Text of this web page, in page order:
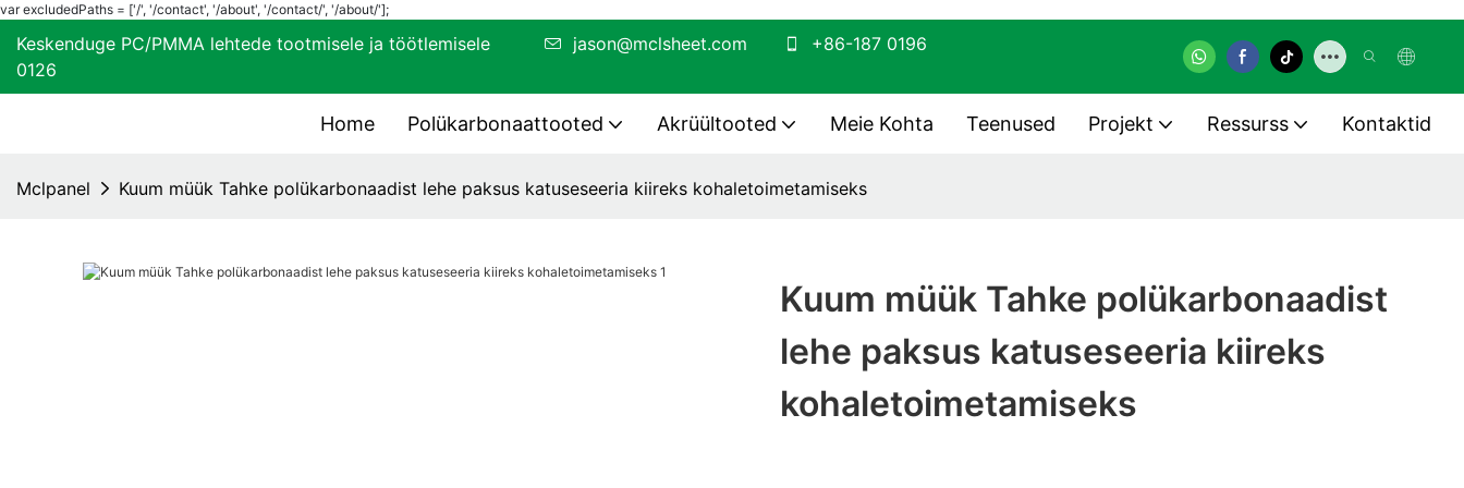
var excludedPaths = ['/', '/contact', '/about', '/contact/', '/about/'];
Keskenduge PC/PMMA lehtede tootmisele ja töötlemisele jason@mclsheet.com
+86-187 0196
0126
Home Polükarbonaattooted Akrüültooted Meie Kohta Teenused Projekt Ressurss Kontaktid
Mclpanel Kuum müük Tahke polükarbonaadist lehe paksus katuseseeria kiireks kohaletoimetamiseks
Kuum müük Tahke polükarbonaadist
lehe paksus katuseseeria kiireks
kohaletoimetamiseks